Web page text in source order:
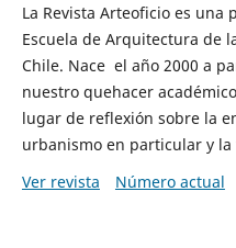
La Revista Arteoficio es
Escuela de Arquitectura de
Chile. Nace el año 2000 a
nuestro quehacer
lugar de reflexión sobre la
urbanismo en particular y
Ver revista
Número actual